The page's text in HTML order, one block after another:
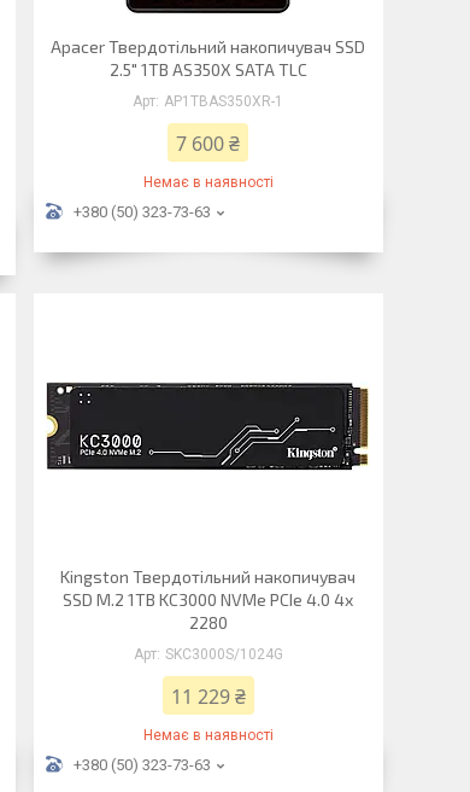
Apacer Твердотільний накопичувач SSD
2.5" 1TB AS350X SATA TLC
AP1TBAS350XR-1
7 600 ₴
Немає в наявності
+380 (50) 323-73-63
Kingston Твердотільний накопичувач
SSD M.2 1TB KC3000 NVMe PCIe 4.0 4x
2280
SKC3000S/1024G
11 229 ₴
Немає в наявності
+380 (50) 323-73-63